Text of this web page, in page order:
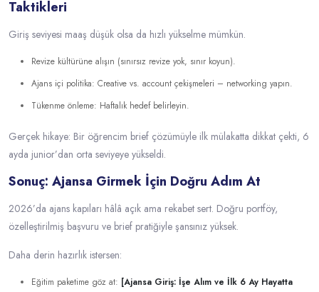
Taktikleri
Giriş seviyesi maaş düşük olsa da hızlı yükselme mümkün.
Revize kültürüne alışın (sınırsız revize yok, sınır koyun).
Ajans içi politika: Creative vs. account çekişmeleri – networking yapın.
Tükenme önleme: Haftalık hedef belirleyin.
Gerçek hikaye: Bir öğrencim brief çözümüyle ilk mülakatta dikkat çekti, 6
ayda junior’dan orta seviyeye yükseldi.
Sonuç: Ajansa Girmek İçin Doğru Adım At
2026’da ajans kapıları hâlâ açık ama rekabet sert. Doğru portföy,
özelleştirilmiş başvuru ve brief pratiğiyle şansınız yüksek.
Daha derin hazırlık istersen:
Eğitim paketime göz at: [Ajansa Giriş: İşe Alım ve İlk 6 Ay Hayatta